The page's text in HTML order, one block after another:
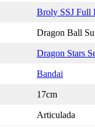
Broly SSJ Full
Dragon Ball
Dragon Stars
Bandai
17cm
Articulada